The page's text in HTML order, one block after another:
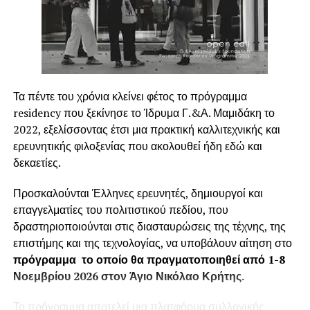
πλήρους αποτυχίας και απόρριψης.
Ποια είναι τα κίνητρα :
Η διαδικασία παραχώρησης κινήτρων για την
αποτελεσματικότερη απόδοση και την ταχύτατη
προσαρμογή των νέων στελεχών εγκυμονεί κινδύνους
και αρκετές φορές προκαλεί αδιέξοδα στην ίδια την
επιχείρηση.
Πρώτον
εργαζόμενου δεν ταυτίζονται με του στόχους του
επιχειρηματία
Δεύτερονγιατί το αναμενόμενο αποτέλεσμα
προσδοκιών και σχέσης μεταξύ εργαζόμενου και
εργοδότη δεν βασίζονται στο ίδιο οικονομικό, κοινωνικό
και στοχευμένο ορθολογιστικά μοντέλο Διοίκησης.
Τα πέντε του χρόνια κλείνει φέτος το πρόγραμμα
residency που ξεκίνησε το Ίδρυμα Γ.&Α. Μαμιδάκη το
2022, εξελίσσοντας έτσι μια πρακτική καλλιτεχνικής και
ερευνητικής φιλοξενίας που ακολουθεί ήδη εδώ και
δεκαετίες.
Προσκαλούνται Έλληνες ερευνητές, δημιουργοί και
επαγγελματίες του πολιτιστικού πεδίου, που
δραστηριοποιούνται στις διασταυρώσεις της τέχνης, της
επιστήμης και της τεχνολογίας, να υποβάλουν αίτηση στο
πρόγραμμα το οποίο θα πραγματοποιηθεί από 1-8
Νοεμβρίου 2026 στον Άγιο Νικόλαο Κρήτης.
Το πρόγραμμα αποτελεί μια πλατφόρμα συλλογικής